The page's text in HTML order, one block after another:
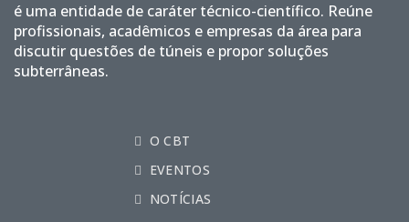
é uma entidade de caráter técnico-científico. Reúne
profissionais, acadêmicos e empresas da área para
discutir questões de túneis e propor soluções
subterrâneas.
O CBT
EVENTOS
NOTÍCIAS